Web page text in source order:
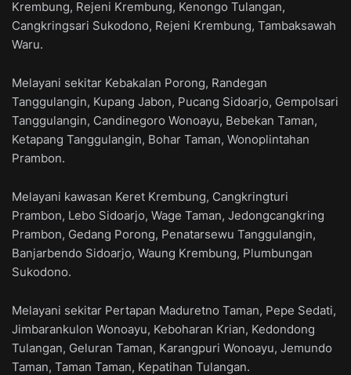
Krembung, Rejeni Krembung, Kenongo Tulangan,
Cangkringsari Sukodono, Rejeni Krembung, Tambaksawah
Waru.
Melayani sekitar Kebakalan Porong, Randegan
Tanggulangin, Kupang Jabon, Pucang Sidoarjo, Gempolsari
Tanggulangin, Candinegoro Wonoayu, Bebekan Taman,
Ketapang Tanggulangin, Bohar Taman, Wonoplintahan
Prambon.
Melayani kawasan Keret Krembung, Cangkringturi
Prambon, Lebo Sidoarjo, Wage Taman, Jedongcangkring
Prambon, Gedang Porong, Penatarsewu Tanggulangin,
Banjarbendo Sidoarjo, Waung Krembung, Plumbungan
Sukodono.
Melayani sekitar Pertapan Maduretno Taman, Pepe Sedati,
Jimbarankulon Wonoayu, Keboharan Krian, Kedondong
Tulangan, Geluran Taman, Karangpuri Wonoayu, Jemundo
Taman, Taman Taman, Kepatihan Tulangan.